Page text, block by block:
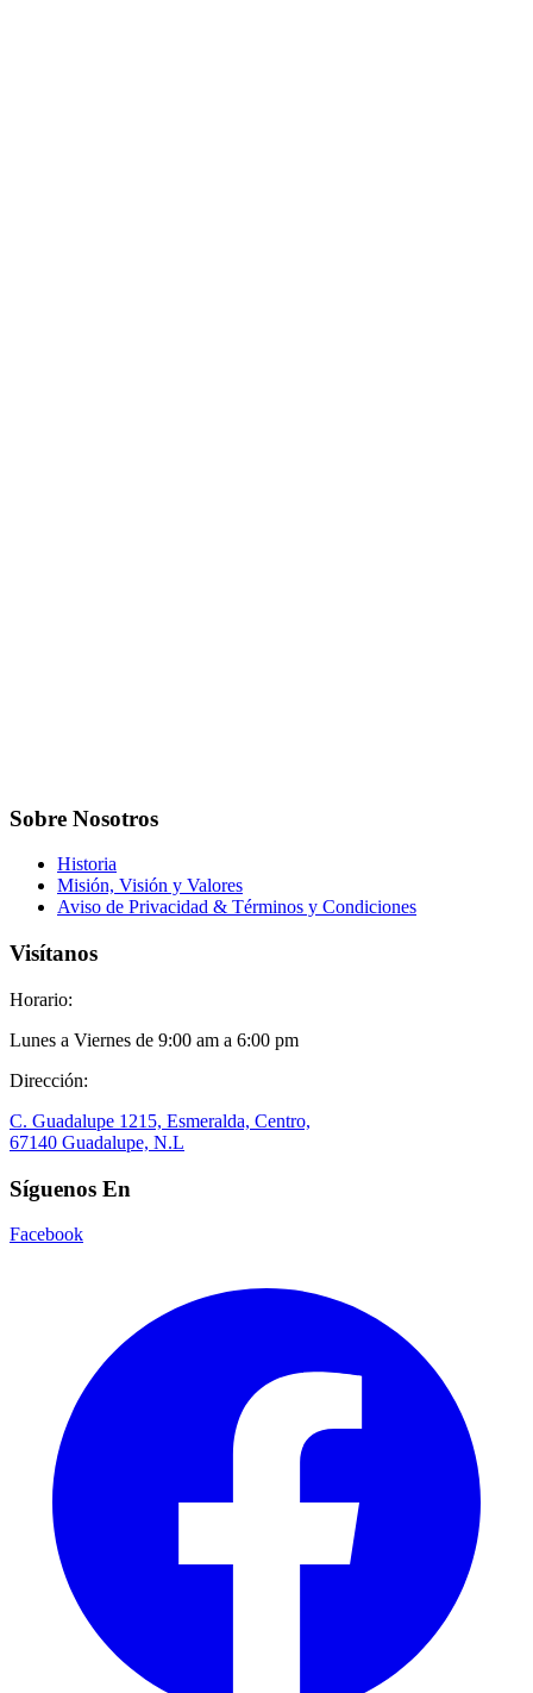
Sobre Nosotros
Historia
Misión, Visión y Valores
Aviso de Privacidad & Términos y Condiciones
Visítanos
Horario:
Lunes a Viernes de 9:00 am a 6:00 pm
Dirección:
C. Guadalupe 1215, Esmeralda, Centro,
67140 Guadalupe, N.L
Síguenos En
Facebook